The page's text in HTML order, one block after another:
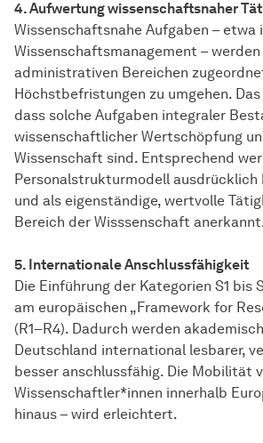
4. Aufwertung wissenschaftsnaher
Wissenschaftsnahe Aufgaben – etwa
Wissenschaftsmanagement –
administrativen Bereichen
Höchstbefristungen zu umgehen.
dass solche Aufgaben integraler
wissenschaftlicher Wertschöpfung
Wissenschaft sind. Entsprechend
Personalstrukturmodell
und als eigenständige, wertvolle
Bereich der Wisssenschaft
5. Internationale Anschlussfähigkeit
Die Einführung der Kategorien S1 bis
am europäischen „Framework for
(R1–R4). Dadurch werden
Deutschland international lesbarer,
besser anschlussfähig. Die Mobilität
Wissenschaftler*innen innerhalb
hinaus – wird erleichtert.